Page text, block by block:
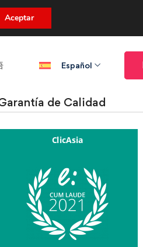
Español
de Calidad
Aceptar